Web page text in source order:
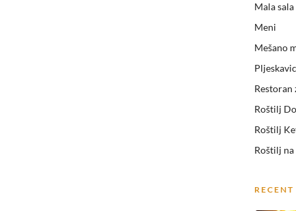
Mala
Meni
Mešano
Restoran
Roštilj
Roštilj
Roštilj
RECENT